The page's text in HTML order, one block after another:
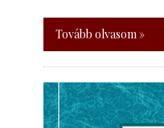
Tovább olvasom »